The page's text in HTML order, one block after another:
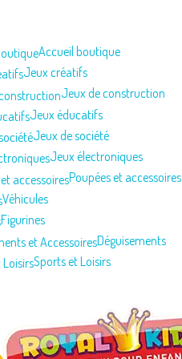
Accueil boutique
Jeux créatifs
Jeux de construction
Jeux éducatifs
Jeux de société
Jeux électroniques
Poupées et accessoires
Véhicules
Figurines
Déguisements
Sports et Loisirs